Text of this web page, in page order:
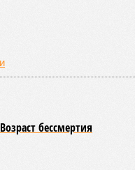
Возраст бессмертия